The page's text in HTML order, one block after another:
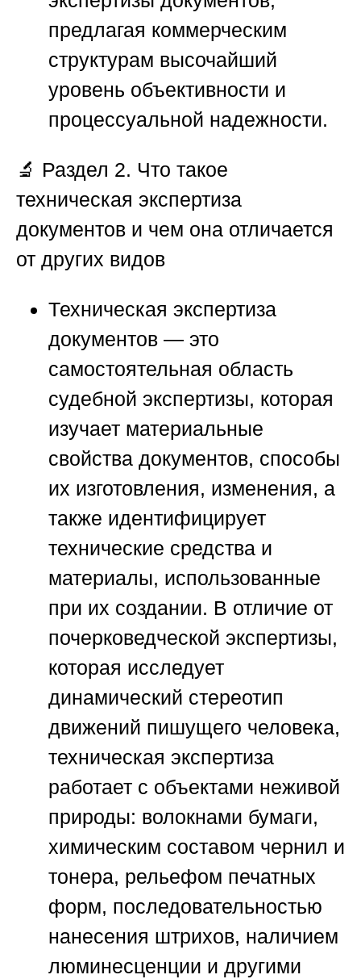
предлагая коммерческим
структурам высочайший
уровень объективности и
процессуальной надежности.
🔬 Раздел 2. Что такое
техническая экспертиза
документов и чем она отличается
от других видов
Техническая экспертиза
документов — это
самостоятельная область
судебной экспертизы, которая
изучает материальные
свойства документов, способы
их изготовления, изменения, а
также идентифицирует
технические средства и
материалы, использованные
при их создании. В отличие от
почерковедческой экспертизы,
которая исследует
динамический стереотип
движений пишущего человека,
техническая экспертиза
работает с объектами неживой
природы: волокнами бумаги,
химическим составом чернил и
тонера, рельефом печатных
форм, последовательностью
нанесения штрихов, наличием
люминесценции и другими